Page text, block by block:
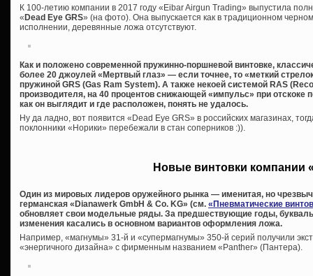
К 100-летию компании в 2017 году «Eibar Airgun Trading» выпустила
« Dead Eye GRS» (на фото). Она выпускается как в традиционном
исполнении, деревянные ложа отсутствуют.
Как и положено современной пружинно-поршневой винтовке,
более 20 джоулей «Мертвый глаз» — если точнее, то «меткий
пружиной GRS (Gas Ram System). А также некоей системой RAS
производителя, на 40 процентов снижающей «импульс» при
как он выглядит и где расположен, понять не удалось.
Ну да ладно, вот появится «Dead Eye GRS» в российских магазинах,
поклонники «Норики» перебежали в стан соперников :)).
Новые винтовки компании
Один из мировых лидеров оружейного рынка — именитая, но
германская «Dianawerk GmbH & Co. KG» (см. «Пневматические
обновляет свои модельные ряды. За предшествующие годы,
изменения касались в основном вариантов оформления ложа.
Например, «магнумы» 31-й и «супермагнумы» 350-й серий получили
«энергичного дизайна» с фирменным названием «Panther» (Пантера).